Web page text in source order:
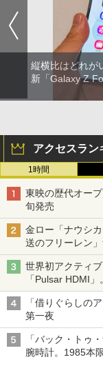
縦横比はどれが
新「Galaxy Z
アクセスラン
1時間
東映の歴代オー
旬発売
金ロー「ナウシ
送のフリーレン
世界初アクティ
「Pulsar HDMI
「借りぐらしの
第一夜
「バック・トゥ
腕時計。1985本